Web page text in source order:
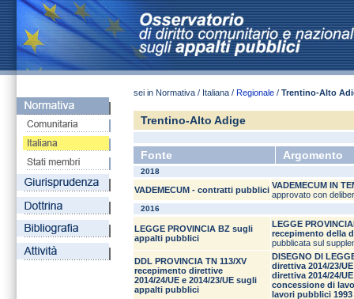
sei in Normativa / Italiana / Regionale / Trentino-Alto
Trentino-Alto Adige
Fonte Argomento
2018
VADEMECUM - contratti pubblici VADEMECUM IN
approvato con
2016
LEGGE PROVINCIA BZ sugli
appalti pubblici
LEGGE
recepimento della
pubblicata sul
DDL PROVINCIA TN 113/XV
recepimento direttive
2014/24/UE e 2014/23/UE sugli
appalti pubblici
DISEGNO DI
direttiva 2014/23/
direttiva 2014/24/
concessione di
lavori pubblici